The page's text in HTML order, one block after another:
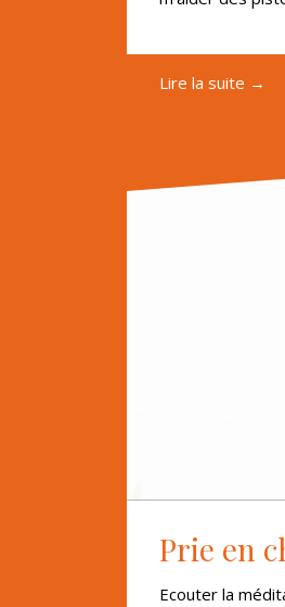
Lire la suite →
Prie en
Ecouter la